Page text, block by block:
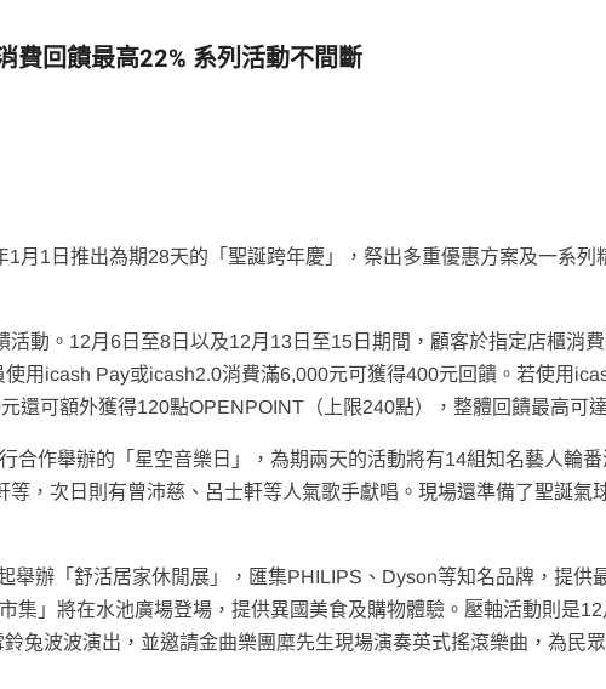
回饋最高22% 系列活動不間斷
月1日推出為期28天的「聖誕跨年慶」，祭出多重優惠方案及一系列
動。12月6日至8日以及12月13日至15日期間，顧客於指定店櫃消
用icash Pay或icash2.0消費滿6,000元可獲得400元回饋。若使用
還可額外獲得120點OPENPOINT（上限240點），整體回饋最高可
合作舉辦的「星空音樂日」，為期兩天的活動將有14組知名藝人輪
等，次日則有曾沛慈、呂士軒等人氣歌手獻唱。現場還準備了聖誕氣
舉辦「舒活居家休閒展」，匯集PHILIPS、Dyson等知名品牌，提供
集」將在水池廣場登場，提供異國美食及購物體驗。壓軸活動則是
兔波波演出，並邀請金曲樂團糜先生現場演奏英式搖滾樂曲，為民